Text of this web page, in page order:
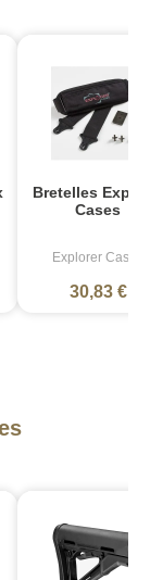
Bretelles
Cases
Explorer Cases
30,83 €